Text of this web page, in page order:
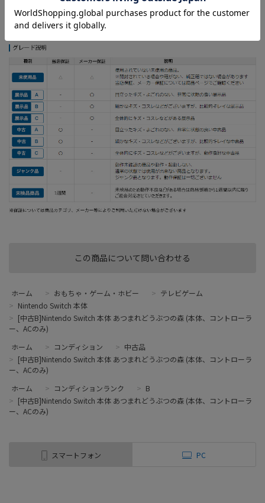
この商品について問い合わせる
※細かなキズ・コスレなどがございますが、比較的キレイな中古
品です。【付属品】本体、コントローラー×2個、ACアダプター
ホーム > おもちゃ・ゲーム・ホビー > テレビゲーム
> Nintendo Switch 本体
> [中古B]Nintendo Switch 本体 あつまれどうぶつの森 (本体、コントローラ
ー、ACのみ)
ホーム
> コンディション > 中古品
> [中古B]Nintendo Switch 本体 あつまれどうぶつの森 (本体、コントローラ
ー、ACのみ)
ホーム
> コンディションランク > B
> [中古B]Nintendo Switch 本体 あつまれどうぶつの森 (本体、コントローラ
ー、ACのみ)
スマートフォン PC